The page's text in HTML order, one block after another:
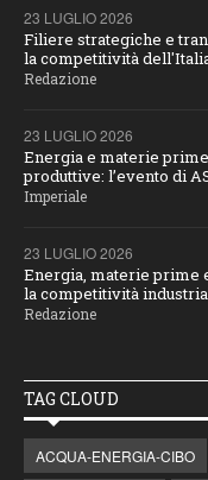
23 LUGLIO 2026
Filiere strategiche e
la competitività
Redazione
23 LUGLIO 2026
Energia e materie
produttive: l’evento di
Imperiale
23 LUGLIO 2026
Energia, materie prime
la competitività
Redazione
TAG CLOUD
ACQUA-ENERGIA-CIBO